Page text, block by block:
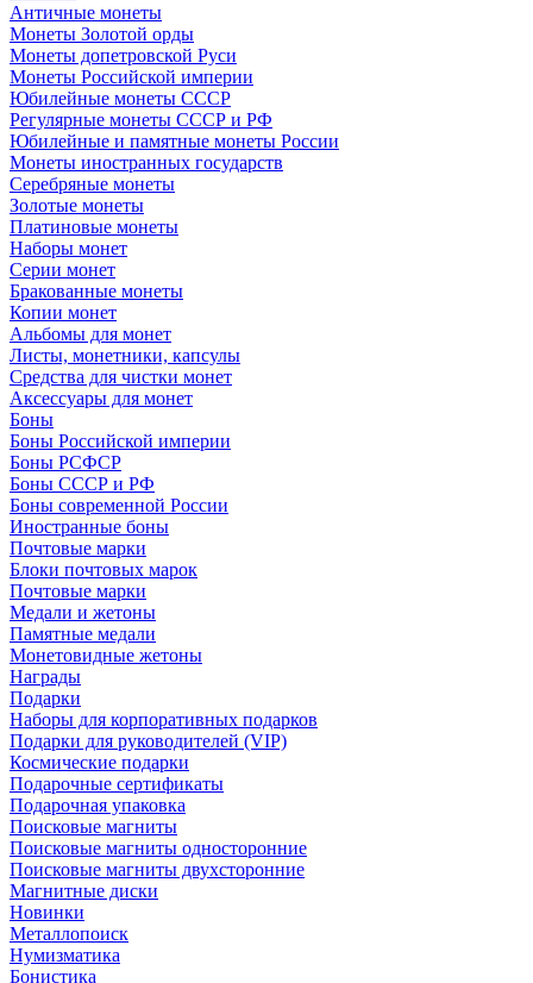
Античные монеты
Монеты Золотой орды
Монеты допетровской Руси
Монеты Российской империи
Юбилейные монеты СССР
Регулярные монеты СССР и РФ
Юбилейные и памятные монеты России
Монеты иностранных государств
Серебряные монеты
Золотые монеты
Платиновые монеты
Наборы монет
Серии монет
Бракованные монеты
Копии монет
Альбомы для монет
Листы, монетники, капсулы
Средства для чистки монет
Аксессуары для монет
Боны
Боны Российской империи
Боны РСФСР
Боны СССР и РФ
Боны современной России
Иностранные боны
Почтовые марки
Блоки почтовых марок
Почтовые марки
Медали и жетоны
Памятные медали
Монетовидные жетоны
Награды
Подарки
Наборы для корпоративных подарков
Подарки для руководителей (VIP)
Космические подарки
Подарочные сертификаты
Подарочная упаковка
Поисковые магниты
Поисковые магниты односторонние
Поисковые магниты двухсторонние
Магнитные диски
Новинки
Металлопоиск
Нумизматика
Бонистика